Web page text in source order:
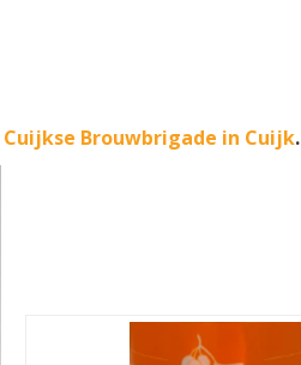
Cuijkse Brouwbrigade in Cuijk.